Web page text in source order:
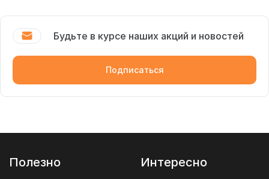
Будьте в курсе наших акций и новостей
Подписаться
Полезно Интересно